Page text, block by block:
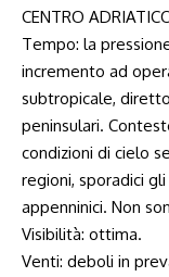
CENTRO
Tempo: la
incremento ad
subtropicale,
peninsulari.
condizioni di cielo
regioni, sporadici
appenninici. Non
Visibilità: ottima.
Venti: deboli in